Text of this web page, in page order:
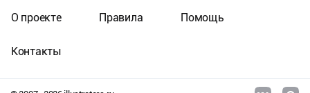
О проекте Правила Помощь
Контакты